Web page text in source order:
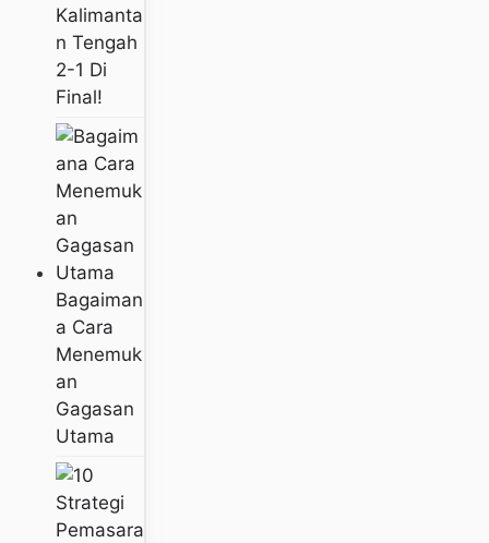
Kalimanta
N Tengah
2-1 Di
Final!
Bagaiman
A Cara
Menemuk
An
Gagasan
Utama